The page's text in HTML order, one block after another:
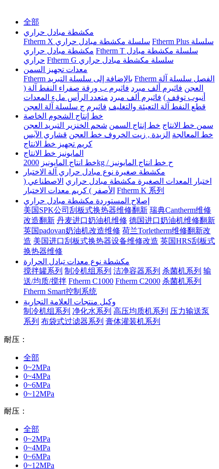
全部
مكشطة مبادل حراري
Ftherm X سلسلة مكشطة مبادل حراري Ftherm Plus سلسلة
مكشطة مبادل حراري Ftherm T سلسلة مكشطة مبادل
حراري
Ftherm G سلسلة مكشطة مبادل حراري
معدات تجهيز السمن
Ftherm بالإضافة إلى سلسلة التبريد Ftherm الفصل سلسلة آلة
العجن فاثيرم ألف مبرد فاثيرم ب ورقة صفراء النفط آلة (
أنبوب توقف ) فاثيرم ألف مبرد متعدد الرأس ملء المعدات
قطع النفط آلة التعبئة والتغليف فاثيرم ج سلسلة آلة العجن
خط إنتاج الشحوم الخاصة
سمن خط الانتاج خط إنتاج السمن شحم الخنزير التبريد العجن
خط المعالجة الزبدة , زيت الخروف خط العجن قشاري الآيس
كريم تجهيز خط الانتاج
المايونيز خط الانتاج
خط انتاج المايونيز
2000kg / ح خط انتاج المايونيز
مكشطة صغيرة نوع مبادل حراري آلة الاختبار
اختبار المعدات الصغيرة مكشطة مبادل حراري الاصطناعي (
الأصفر ) كريم معدات الاختبار Ftherm K 系列
إصلاح المستوردة مكشطة مبادل حراري
美国SPK公司刮板式换热器维修翻新 瑞典Cantherm维修
改造翻新 丹麦进口奶油机维修 德国进口奶油机维修翻新
英国padovan奶油机改造维修 荷兰Torletherm维修翻新改
造 美国进口刮板式换热器设备维修改造 英国HRS刮板式
换热器维修
مكشطة نوع معدات تبادل الحرارة
搅拌罐系列 制冷机组系列 洁净容器系列 杀菌机系列 输
送/均质/搅拌 Ftherm C1000 Ftherm C2000 杀菌机系列
Ftherm Smart控制系统
وكيل منتجات العلامة التجارية
制冷机组系列 净化水系列 高压均质机系列 压力输送泵
系列 布袋式过滤器系列 膏体灌装机系列
耐压：
全部
0~2MPa
0~4MPa
0~6MPa
0~12MPa
耐压：
全部
0~2MPa
0~4MPa
0~6MPa
0~12MPa